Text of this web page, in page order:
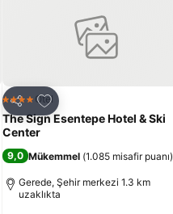
Paylaş
Favorilerime ekle
4 Yıldız Otel
The Sign Esentepe Hotel & Ski
Center
9,0 Mükemmel (1.085 misafir puanı)
Gerede, Şehir merkezi 1.3 km
uzaklıkta